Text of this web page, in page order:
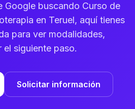
Google buscando Curso de
en Teruel, aquí tienes
para ver modalidades,
el siguiente paso.
Solicitar información